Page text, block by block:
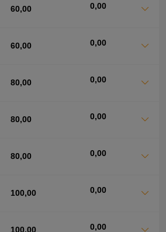
60,00 0,00
60,00 0,00
80,00 0,00
80,00 0,00
80,00 0,00
100,00 0,00
100,00 0,00